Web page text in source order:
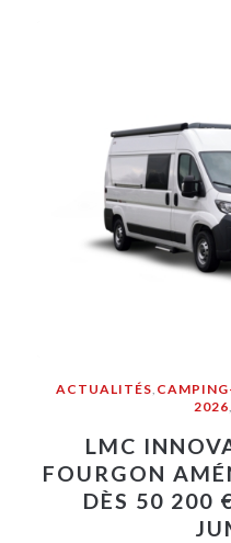
ACTUALITÉS,
2026
LMC
FOURGON
DÈS 50 200